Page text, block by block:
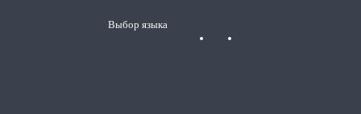
Выбор языка